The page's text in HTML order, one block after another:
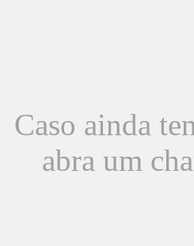
Caso ainda
abra um